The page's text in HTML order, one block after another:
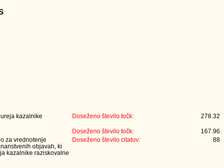
kazalnike
Doseženo število točk: 278.32
Doseženo število točk:
167.96
za vrednotenje
objavah, ki
kazalnike raziskovalne
Doseženo število citatov: 88